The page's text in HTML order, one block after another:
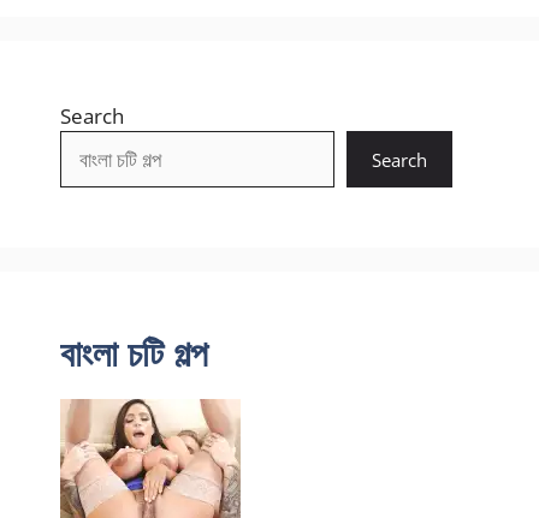
Search
Search
বাংলা চটি গল্প